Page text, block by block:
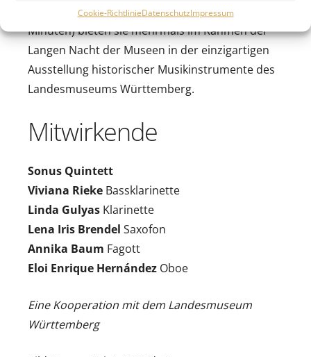
Cookie-RichtlinieDatenschutzImpressum
Tasteninstrument. Dieses kleine Konzert (ca. 30
Minuten) bieten sie mehrmals im Rahmen der
Langen Nacht der Museen in der einzigartigen
Ausstellung historischer Musikinstrumente des
Landesmuseums Württemberg.
Mitwirkende
Sonus Quintett
Viviana Rieke Bassklarinette
Linda Gulyas Klarinette
Lena Iris Brendel Saxofon
Annika Baum Fagott
Eloi Enrique Hernández Oboe
Eine Kooperation mit dem Landesmuseum
Württemberg